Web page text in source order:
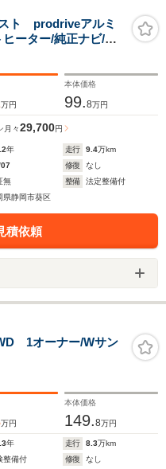
ト prodriveアルミ
ーター/純正ナビ/バ
後ドラレコ/ETC/横
ーテンエアバック/サ
万円
本体価格
99.8万円
月々29,700円
年 走行 9.4万km
修復
なし
無 整備
法定整備付
県静岡市葵区
積依頼
1オーナー/Wサン
万円
本体価格
149.8万円
年 走行 8.3万km
整備付 修復
なし